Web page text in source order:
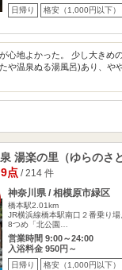
日帰り 格安（1,000円以下）
心地よかった。 少し大きめ
や温泉ぬる湯風呂)あり、や
湯楽の里（ゆらのさと
点/ 214 件
神奈川県 / 相模原市緑区
橋本駅2.01km
JR横浜線橋本駅南口２番乗り場
8つめ「北公園…
営業時間 9:00～24:00
入浴料金 950円～
日帰り 格安（1,000円以下）